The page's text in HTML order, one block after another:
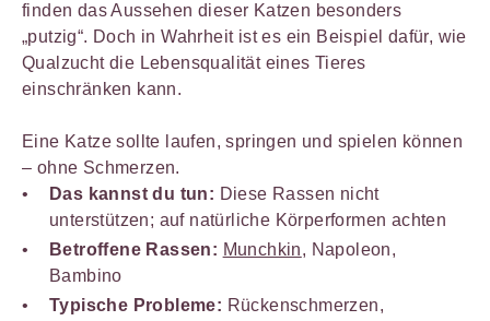
finden das Aussehen dieser Katzen besonders
„putzig“. Doch in Wahrheit ist es ein Beispiel dafür, wie
Qualzucht die Lebensqualität eines Tieres
einschränken kann.
Eine Katze sollte laufen, springen und spielen können
– ohne Schmerzen.
Das kannst du tun: Diese Rassen nicht
unterstützen; auf natürliche Körperformen achten
Betroffene Rassen: Munchkin, Napoleon,
Bambino
Typische Probleme: Rückenschmerzen,